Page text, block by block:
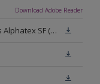
Download Adobe Reader
Technische Informatieblad Sikkens Alphatex SF (PDF)